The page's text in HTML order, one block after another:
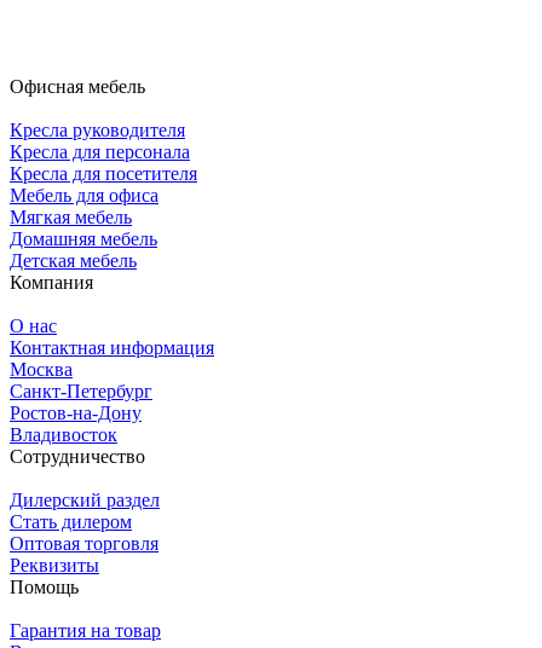
Офисная мебель
Кресла руководителя
Кресла для персонала
Кресла для посетителя
Мебель для офиса
Мягкая мебель
Домашняя мебель
Детская мебель
Компания
О нас
Контактная информация
Москва
Санкт-Петербург
Ростов-на-Дону
Владивосток
Сотрудничество
Дилерский раздел
Стать дилером
Оптовая торговля
Реквизиты
Помощь
Гарантия на товар